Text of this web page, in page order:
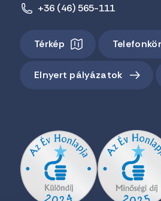
+36 (46) 565-111
Térkép
Elnyert pályázatok